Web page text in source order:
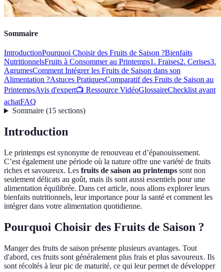
Sommaire
IntroductionPourquoi Choisir des Fruits de Saison ?Bienfaits
NutritionnelsFruits à Consommer au Printemps1. Fraises2. Cerises3.
AgrumesComment Intégrer les Fruits de Saison dans son
Alimentation ?Astuces PratiquesComparatif des Fruits de Saison au
PrintempsAvis d'expert📺 Ressource VidéoGlossaireChecklist avant
achatFAQ
Sommaire(15 sections)
Introduction
Le printemps est synonyme de renouveau et d’épanouissement.
C’est également une période où la nature offre une variété de fruits
riches et savoureux. Les fruits de saison au printemps sont non
seulement délicats au goût, mais ils sont aussi essentiels pour une
alimentation équilibrée. Dans cet article, nous allons explorer leurs
bienfaits nutritionnels, leur importance pour la santé et comment les
intégrer dans votre alimentation quotidienne.
Pourquoi Choisir des Fruits de Saison ?
Manger des fruits de saison présente plusieurs avantages. Tout
d'abord, ces fruits sont généralement plus frais et plus savoureux. Ils
sont récoltés à leur pic de maturité, ce qui leur permet de développer